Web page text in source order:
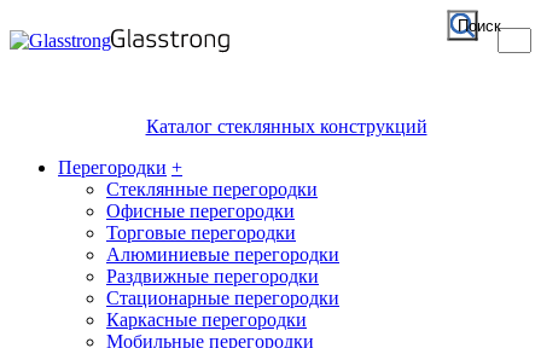
Поиск
Каталог стеклянных конструкций
Перегородки +
Стеклянные перегородки
Офисные перегородки
Торговые перегородки
Алюминиевые перегородки
Раздвижные перегородки
Стационарные перегородки
Каркасные перегородки
Мобильные перегородки